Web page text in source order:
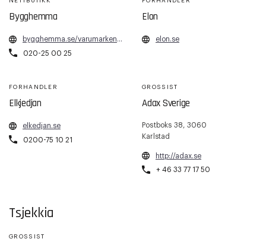
Bygghemma
bygghemma.se/varumarken/adax/
020-25 00 25
Elon
elon.se
FORHANDLER
Elkjedjan
elkedjan.se
0200-75 10 21
GROSSIST
Adax Sverige
Postboks 38, 3060
Karlstad
http://adax.se
+ 46 33 77 17 50
Tsjekkia
GROSSIST